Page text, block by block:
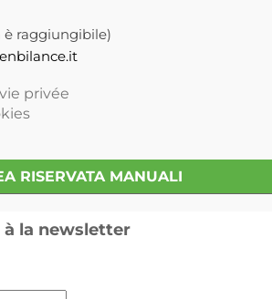
è raggiungibile)
privée
RISERVATA MANUALI
la newsletter